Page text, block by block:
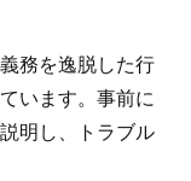
務を逸脱した行
います。事前に
明し、トラブル